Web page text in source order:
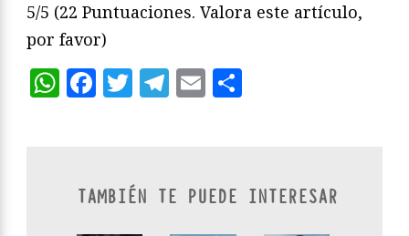
5/5 (22 Puntuaciones. Valora este artículo,
por favor)
WhatsApp
Facebook
Twitter
Telegram
Email
TAMBIÉN TE PUEDE INTERESAR